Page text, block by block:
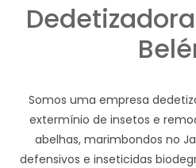
Somos uma empresa
extermínio de insetos e
abelhas, marimbondos no
defensivos e inseticidas